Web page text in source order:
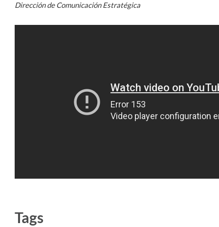
Dirección de Comunicación Estratégica
Tags